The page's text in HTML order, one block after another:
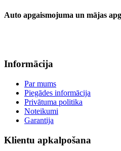
Auto apgaismojuma un mājas
Informācija
Par mums
Piegādes informācija
Privātuma politika
Noteikumi
Garantija
Klientu apkalpošana